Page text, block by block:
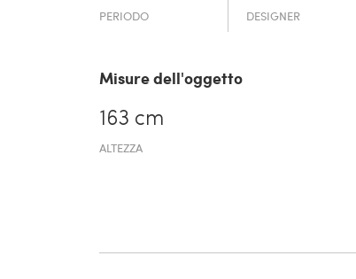
PERIODO DESIGNER
Misure dell'oggetto
163 cm
ALTEZZA